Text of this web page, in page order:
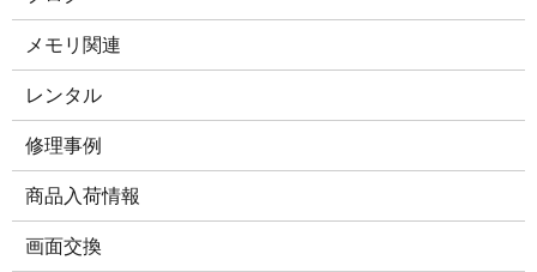
メモリ関連
レンタル
修理事例
商品入荷情報
画面交換